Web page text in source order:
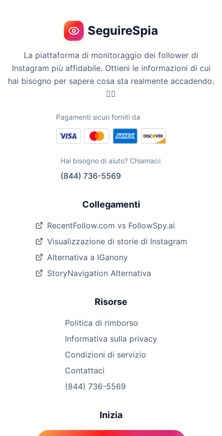
SeguireSpia
La piattaforma di monitoraggio dei follower di
Instagram più affidabile. Ottieni le informazioni di cui
hai bisogno per sapere cosa sta realmente accadendo.
🕵️‍♀️
Pagamenti sicuri forniti da
Hai bisogno di aiuto? Chiamaci:
(844) 736-5569
Collegamenti
RecentFollow.com vs FollowSpy.ai
Visualizzazione di storie di Instagram
Alternativa a IGanony
StoryNavigation Alternativa
Risorse
Politica di rimborso
Informativa sulla privacy
Condizioni di servizio
Contattaci
(844) 736-5569
Inizia